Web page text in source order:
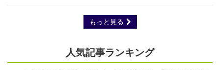
もっと見る
人気記事ランキング